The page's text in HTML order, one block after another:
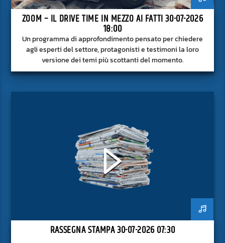
ZOOM – IL DRIVE TIME IN MEZZO AI FATTI 30-07-2026
18:00
Un programma di approfondimento pensato per chiedere
agli esperti del settore, protagonisti e testimoni la loro
versione dei temi più scottanti del momento.
RASSEGNA STAMPA 30-07-2026 07:30